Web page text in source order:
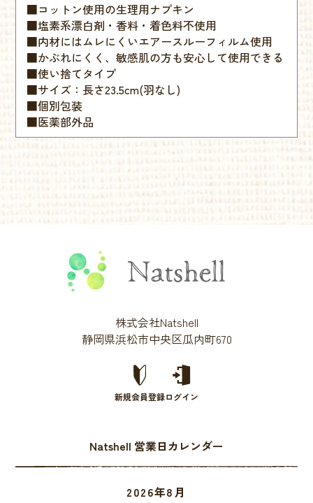
■コットン使用の生理用ナプキン
■塩素系漂白剤・香料・着色料不使用
■内材にはムレにくいエアースルーフィルム使用
■かぶれにくく、敏感肌の方も安心して使用できる
■使い捨てタイプ
■サイズ：長さ23.5cm(羽なし)
■個別包装
■医薬部外品
株式会社Natshell
静岡県浜松市中央区瓜内町670
新規会員登録ログイン
Natshell 営業日カレンダー
2026年8月